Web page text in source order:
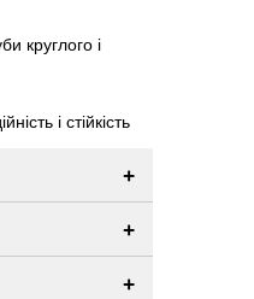
круглого і
і стійкість
+
+
+